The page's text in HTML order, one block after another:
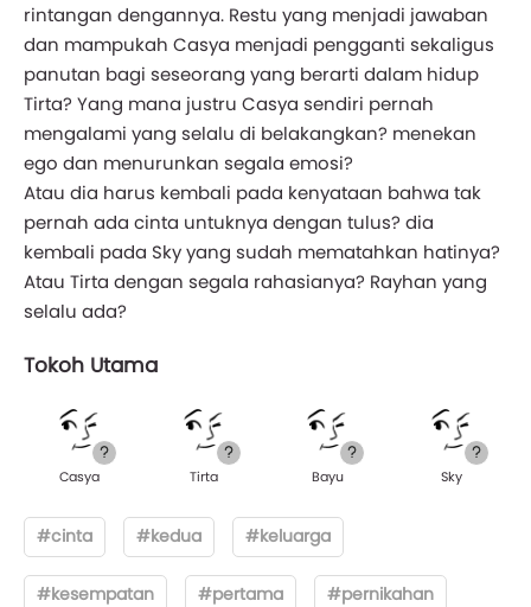
rintangan dengannya. Restu yang menjadi jawaban
dan mampukah Casya menjadi pengganti sekaligus
panutan bagi seseorang yang berarti dalam hidup
Tirta? Yang mana justru Casya sendiri pernah
mengalami yang selalu di belakangkan? menekan
ego dan menurunkan segala emosi?
Atau dia harus kembali pada kenyataan bahwa tak
pernah ada cinta untuknya dengan tulus? dia
kembali pada Sky yang sudah mematahkan hatinya?
Atau Tirta dengan segala rahasianya? Rayhan yang
selalu ada?
Tokoh Utama
Casya Tirta Bayu Sky
#cinta #kedua #keluarga
#kesempatan #pertama #pernikahan